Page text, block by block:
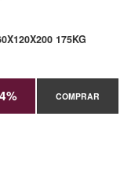
175KG
COMPRAR